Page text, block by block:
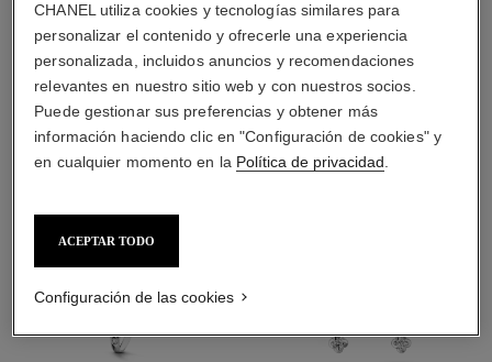
DESCUBRA TAMBIÉN
CHANEL utiliza cookies y tecnologías similares para
personalizar el contenido y ofrecerle una experiencia
personalizada, incluidos anuncios y recomendaciones
relevantes en nuestro sitio web y con nuestros socios.
Puede gestionar sus preferencias y obtener más
información haciendo clic en "Configuración de cookies" y
en cualquier momento en la Política de privacidad
ACEPTAR TODO
Configuración de las cookies